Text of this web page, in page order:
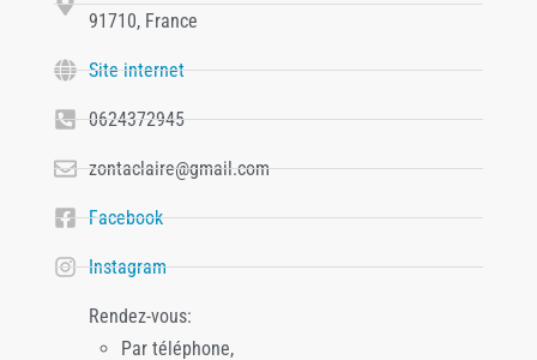
91710, France
Site internet
0624372945
zontaclaire@gmail.com
Facebook
Instagram
Rendez-vous:
Par téléphone,